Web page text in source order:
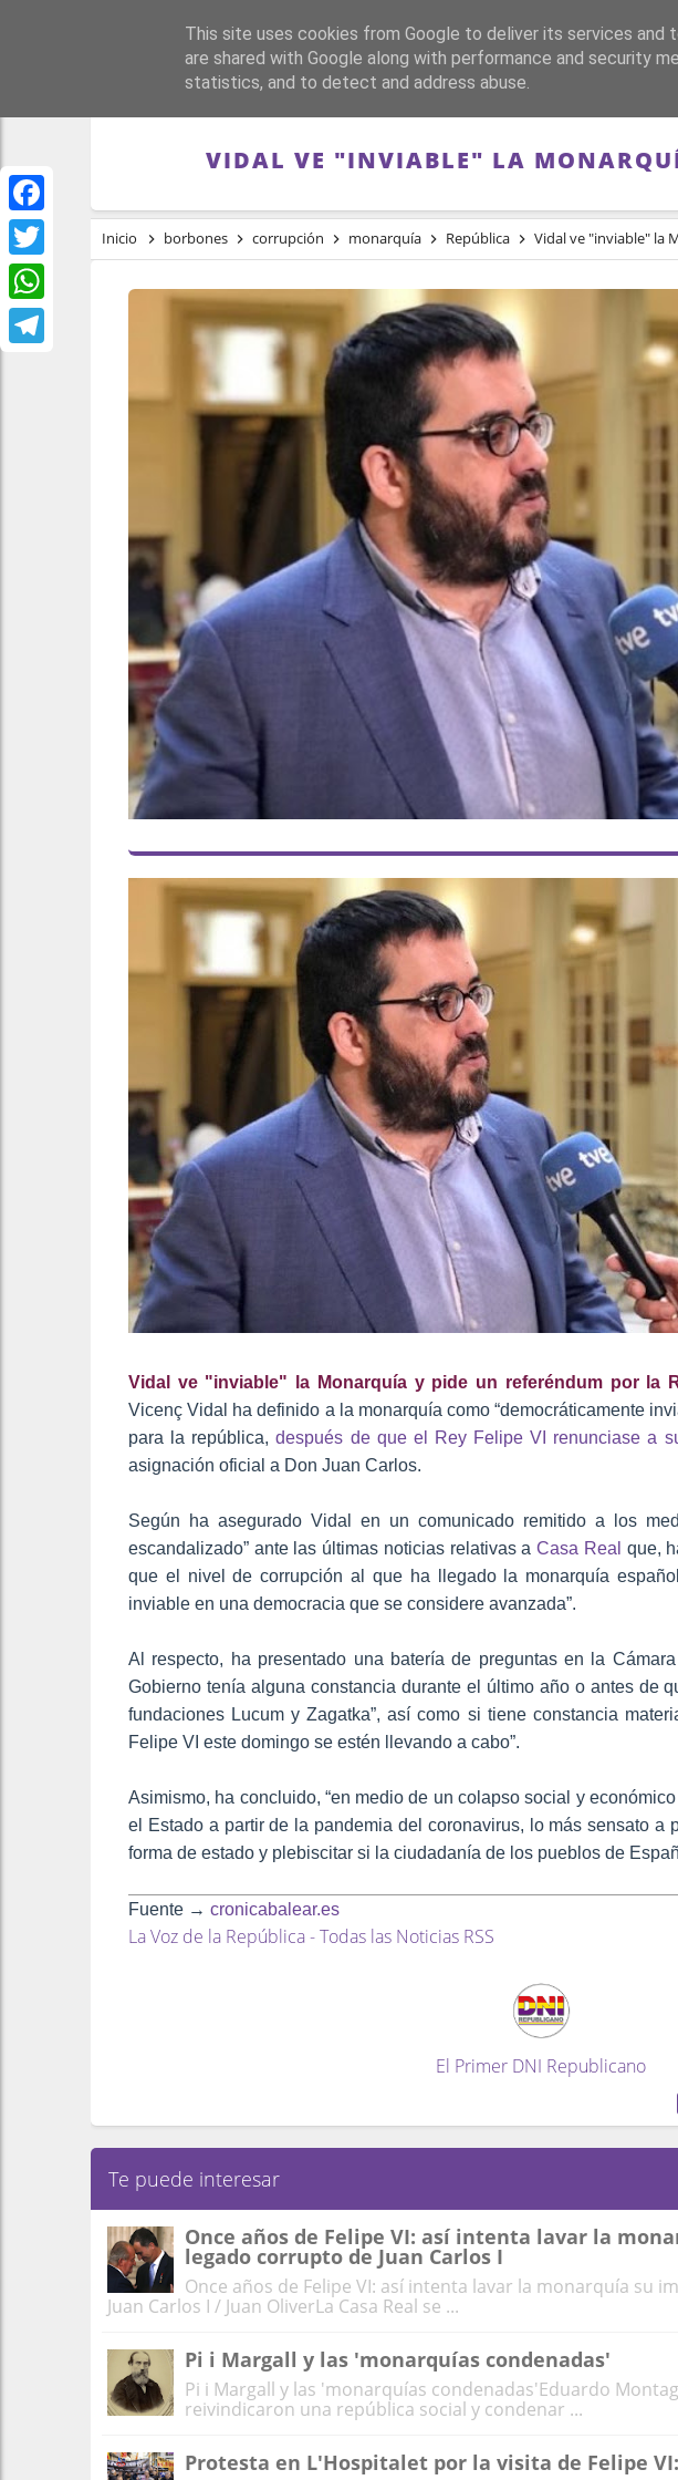
Facebook
Twitter
WhatsApp
PORTADA REPÚBLICA FRANQUISMO
VIDAL VE "INVIABLE" LA
Inicio borbones corrupción monarquía República Vidal ve "inviable" la
Vidal ve "inviable" la Monarquía y pide un referéndum por la
Vicenç Vidal ha definido a la monarquía como “democráticamente
para la república,después de que el Rey Felipe VI renunciase a
asignación oficial a Don Juan Carlos.
Según ha asegurado Vidal en un comunicado remitido a los
escandalizado” ante las últimas noticias relativas aCasa Real que,
que el nivel de corrupción al que ha llegado la monarquía
inviable en una democracia que se considere avanzada”.
Al respecto, ha presentado una batería de preguntas en la
Gobierno tenía alguna constancia durante el último año o antes de
fundaciones Lucum y Zagatka”, así como si tiene constancia
Felipe VI este domingo se estén llevando a cabo”.
Asimismo, ha concluido, “en medio de un colapso social y
el Estado a partir de la pandemia del coronavirus, lo más sensato a
forma de estado y plebiscitar si la ciudadanía de los pueblos de
Fuente → cronicabalear.es
La Voz de la República - Todas las Noticias RSS
El Primer DNI Republicano
Te puede interesar
Once años de Felipe VI: así intenta lavar la
legado corrupto de Juan Carlos I
Once años de Felipe VI: así intenta lavar la monarquía su
Juan Carlos I / Juan OliverLa Casa Real se ...
Pi i Margall y las 'monarquías condenadas'
Pi i Margall y las 'monarquías condenadas'Eduardo
reivindicaron una república social y condenar ...
Protesta en L'Hospitalet por la visita de Felipe
This site uses cookies from Google to deliver its services and
are shared with Google along with performance and security
statistics, and to detect and address abuse.